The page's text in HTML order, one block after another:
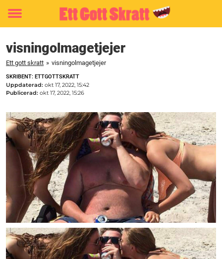
Toggle
visningolmagetjejer
Ett gott skratt » visningolmagetjejer
SKRIBENT: ETTGOTTSKRATT
Uppdaterad: okt 17, 2022, 15:42
Publicerad: okt 17, 2022, 15:26